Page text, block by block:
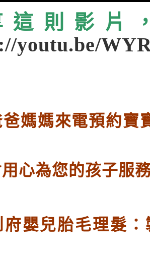
這則影片
youtu.be/
媽媽來電預約寶
心為您的孩子服
府嬰兒胎毛理髮